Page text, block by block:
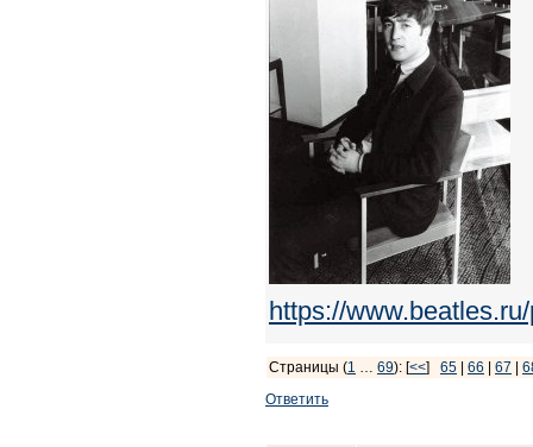
https://
Страницы (1 … 69): [<<] 65 66 67
Ответить